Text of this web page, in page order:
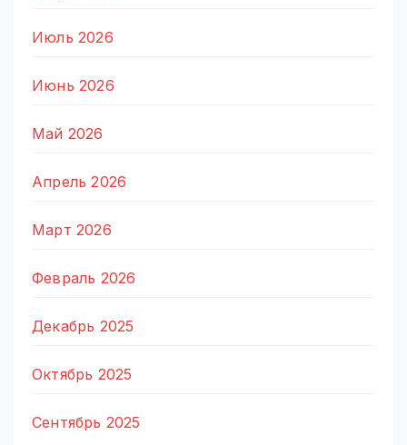
Июль 2026
Июнь 2026
Май 2026
Апрель 2026
Март 2026
Февраль 2026
Декабрь 2025
Октябрь 2025
Сентябрь 2025